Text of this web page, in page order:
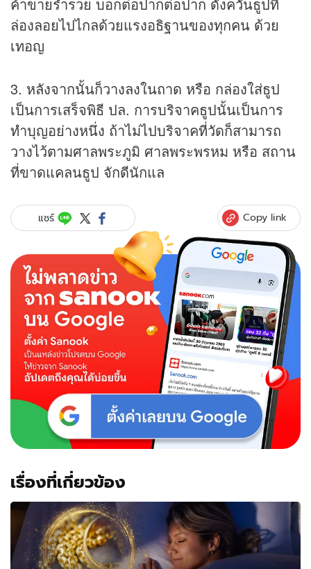
ล่องลอยไปไกลด้วยแรงอธิฐานของทุกคน ด้วย
เทอญ
3. หลังจากนั้นก็วางลงในถาด หรือ กล่องใส่ธูป
เป็นการเสร็จพิธี ปล. การบริจาคธูปนั้นเป็นการ
ทำบุญอย่างหนึ่ง ถ้าไม่ไปบริจาคที่วัดก็สามารถ
วางไว้ตามศาลพระภูมิ ศาลพระพรหม หรือ สถาน
ที่ขาดแคลนธูป จักดีนักแล
แชร์ Copy link
เรื่องที่เกี่ยวข้อง